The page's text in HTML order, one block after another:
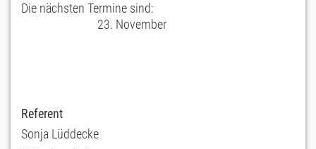
Die nächsten Termine sind:
23. November
Referent
Sonja Lüddecke